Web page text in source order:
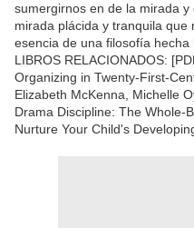
sumergirnos en de la mirada
mirada plácida y tranquila que
esencia de una filosofía hecha
LIBROS RELACIONADOS:
Organizing in Twenty-First-
Elizabeth McKenna, Michelle
Drama Discipline: The Whole-
Nurture Your Child's